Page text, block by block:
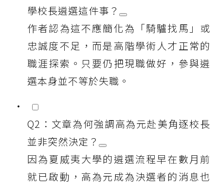
學校長遴選這件事？
作者認為這不應簡化為「騎驢找馬」或
忠誠度不足，而是高階學術人才正常的
職涯探索。只要仍把現職做好，參與遴
選本身並不等於失職。
Q2：文章為何強調高為元赴美角逐校長
並非突然決定？
因為夏威夷大學的遴選流程早在數月前
就已啟動，高為元成為決選者的消息也